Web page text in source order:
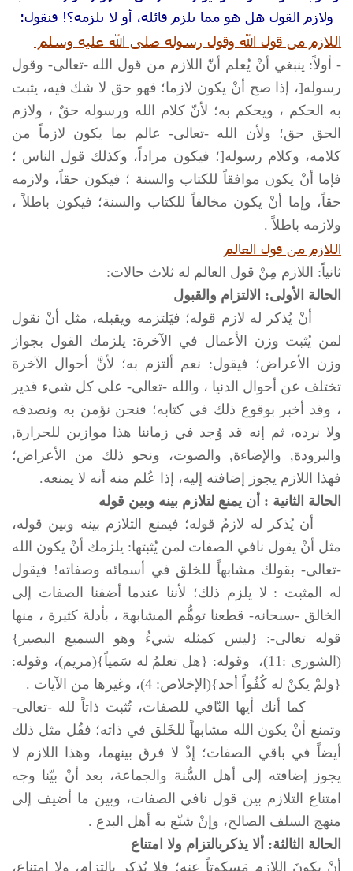
ولازم القول هل هو مما يلزم قائله، أو لا يلزمه؟! فنقول:
اللازم من قول الله وقول رسوله صلى الله عليه وسلم
- أولاً: ينبغي أنْ يُعلم أنّ اللازم من قول الله -تعالى- وقول
رسوله[، إذا صح أنْ يكون لازما؛ فهو حق لا شك فيه، يثبت
به الحكم ، ويحكم به؛ لأنّ كلام الله ورسوله حقٌ ، ولازم
الحق حق؛ ولأن الله -تعالى- عالم بما يكون لازماً من
كلامه، وكلام رسوله[؛ فيكون مراداً، وكذلك قول الناس ؛
فإما أنْ يكون موافقاً للكتاب والسنة ؛ فيكون حقاً، ولازمه
حقاً، وإما أنْ يكون مخالفاً للكتاب والسنة؛ فيكون باطلاً ،
ولازمه باطلاً .
اللازم من قول العالم
ثانياً: اللازم مِنْ قول العالم له ثلاث حالات:
الحالة الأولى: الالتزام والقبول
أنْ يُذكر له لازم قوله؛ فيَلتزمه ويقبله، مثل أنْ نقول
لمن يُثبت وزن الأعمال في الآخرة: يلزمك القول بجواز
وزن الأعراض؛ فيقول: نعم ألتزم به؛ لأنَّ أحوال الآخرة
تختلف عن أحوال الدنيا ، والله -تعالى- على كل شيء قدير
، وقد أخبر بوقوع ذلك في كتابه؛ فنحن نؤمن به ونصدقه
ولا نرده، ثم إنه قد وُجد في زماننا هذا موازين للحرارة,
والبرودة, والإضاءة, والصوت، ونحو ذلك من الأعراض؛
فهذا اللازم يجوز إضافته إليه، إذا عُلم منه أنه لا يمنعه.
الحالة الثانية : أن يمنع لتلازم بينه وبين قوله
أن يُذكر له لازمُ قوله؛ فيمنع التلازم بينه وبين قوله،
مثل أنْ يقول نافي الصفات لمن يُثبتها: يلزمك أنْ يكون الله
-تعالى- بقولك مشابهاً للخلق في أسمائه وصفاته! فيقول
له المثبت : لا يلزم ذلك؛ لأننا عندما أضفنا الصفات إلى
الخالق -سبحانه- قطعنا توهُّم المشابهة ، بأدلة كثيرة ، منها
قوله تعالى-: {ليس كمثله شيءٌ وهو السميع البصير}
(الشورى :11)، وقوله: {هل تعلمُ له سَمياً}(مريم)، وقوله:
{ولمْ يكنْ له كُفُواً أحد}(الإخلاص: 4)، وغيرها من الآيات .
كما أنك أيها النّافي للصفات، تُثبت ذاتاً لله -تعالى-
وتمنع أنْ يكون الله مشابهاً للخَلق في ذاته؛ فقُل مثل ذلك
أيضاً في باقي الصفات؛ إذْ لا فرق بينهما، وهذا اللازم لا
يجوز إضافته إلى أهل السُّنة والجماعة، بعد أنْ بيّنا وجه
امتناع التلازم بين قول نافي الصفات، وبين ما أضيف إلى
منهج السلف الصالح، وإنْ شنّع به أهل البدع .
الحالة الثالثة: ألا يذكر بالتزام ولا امتناع
أنْ يكونَ اللازم مَسكوتاً عنه؛ فلا يُذكر بالتزام، ولا امتناع،